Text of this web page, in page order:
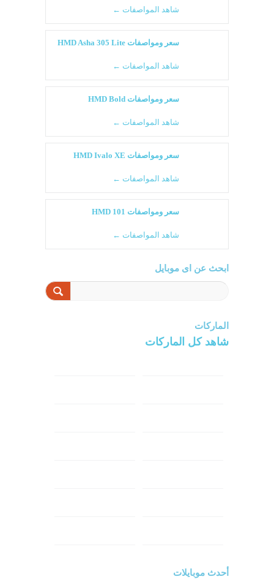
شاهد المواصفات ←
سعر ومواصفات HMD Asha 305 Lite
شاهد المواصفات ←
سعر ومواصفات HMD Bold
شاهد المواصفات ←
سعر ومواصفات HMD Ivalo XE
شاهد المواصفات ←
سعر ومواصفات HMD 101
شاهد المواصفات ←
ابحث عن اى موبايل
الماركات
شاهد كل الماركات
أحدث موبايلات